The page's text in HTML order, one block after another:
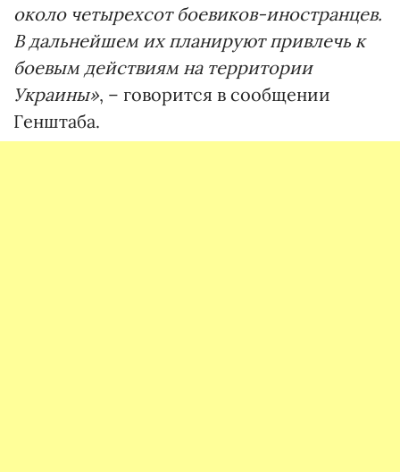
около четырехсот боевиков-иностранцев.
В дальнейшем их планируют привлечь к
боевым действиям на территории
Украины», – говорится в сообщении
Генштаба.